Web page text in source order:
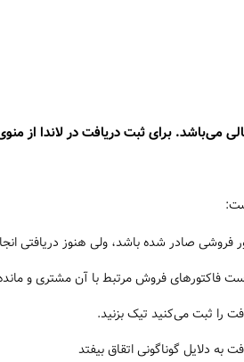
می‌باشد. برای ثبت دریافت در لاندا از
فروشی صادر شده باشد، ولی هنوز دریافتی
فاکتورهای فروش مرتبط با آن مشتری و
را ثبت می‌کنید تیک بزنید.
دلایل گوناگونی اتقاق بیفتد